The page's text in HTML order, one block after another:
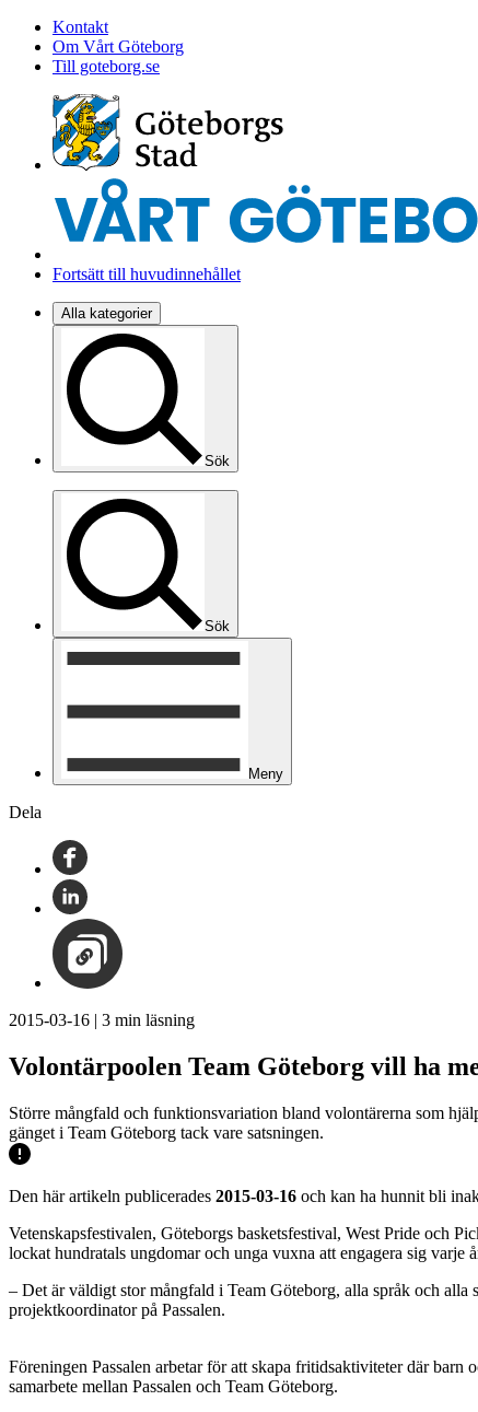
Kontakt
Om Vårt Göteborg
Till goteborg.se
Fortsätt till huvudinnehållet
Alla kategorier
Sök
Sök
Meny
Dela
2015-03-16 | 3 min läsning
Volontärpoolen Team Göteborg vill ha
Större mångfald och funktionsvariation bland volontärerna som
gänget i Team Göteborg tack vare satsningen.
Den här artikeln publicerades 2015-03-16 och kan ha hunnit bli
Vetenskapsfestivalen, Göteborgs basketsfestival, West Pride och
lockat hundratals ungdomar och unga vuxna att engagera sig varje
– Det är väldigt stor mångfald i Team Göteborg, alla språk och alla
projektkoordinator på Passalen.
Föreningen Passalen arbetar för att skapa fritidsaktiviteter där
samarbete mellan Passalen och Team Göteborg.